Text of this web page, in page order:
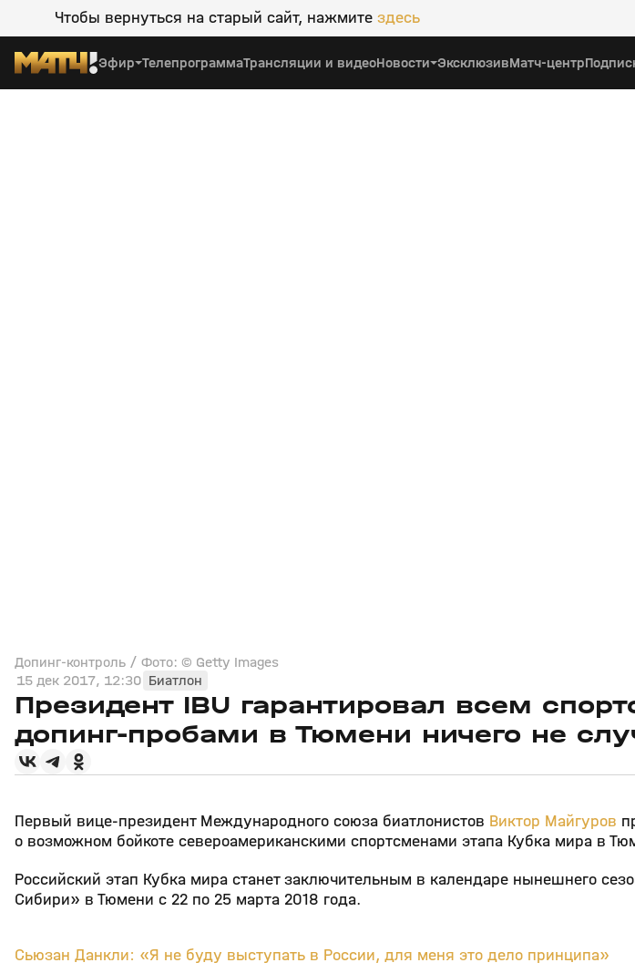
Чтобы вернуться на старый сайт, нажмите здесь
Эфир ТелепрограммаТрансляции и видеоНовости ЭксклюзивМатч-центр
Допинг-контроль / Фото: © Getty Images
15 дек 2017, 12:30 Биатлон
Президент IBU гарантировал всем
допинг-пробами в Тюмени ничего не
Первый вице-президент Международного союза биатлонистов Виктор Майгуров
о возможном бойкоте североамериканскими спортсменами этапа Кубка мира в
Российский этап Кубка мира станет заключительным в календаре нынешнего
Сибири» в Тюмени с 22 по 25 марта 2018 года.
Сьюзан Данкли: «Я не буду выступать в России, для меня это дело принципа»